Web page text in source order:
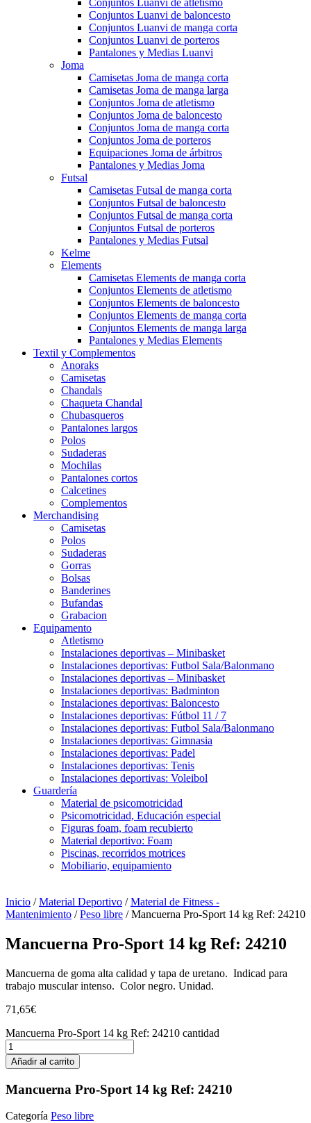
Conjuntos Luanvi de atletismo
Conjuntos Luanvi de baloncesto
Conjuntos Luanvi de manga corta
Conjuntos Luanvi de porteros
Pantalones y Medias Luanvi
Joma
Camisetas Joma de manga corta
Camisetas Joma de manga larga
Conjuntos Joma de atletismo
Conjuntos Joma de baloncesto
Conjuntos Joma de manga corta
Conjuntos Joma de porteros
Equipaciones Joma de árbitros
Pantalones y Medias Joma
Futsal
Camisetas Futsal de manga corta
Conjuntos Futsal de baloncesto
Conjuntos Futsal de manga corta
Conjuntos Futsal de porteros
Pantalones y Medias Futsal
Kelme
Elements
Camisetas Elements de manga corta
Conjuntos Elements de atletismo
Conjuntos Elements de baloncesto
Conjuntos Elements de manga corta
Conjuntos Elements de manga larga
Pantalones y Medias Elements
Textil y Complementos
Anoraks
Camisetas
Chandals
Chaqueta Chandal
Chubasqueros
Pantalones largos
Polos
Sudaderas
Mochilas
Pantalones cortos
Calcetines
Complementos
Merchandising
Camisetas
Polos
Sudaderas
Gorras
Bolsas
Banderines
Bufandas
Grabacion
Equipamento
Atletismo
Instalaciones deportivas – Minibasket
Instalaciones deportivas: Futbol Sala/Balonmano
Instalaciones deportivas – Minibasket
Instalaciones deportivas: Badminton
Instalaciones deportivas: Baloncesto
Instalaciones deportivas: Fútbol 11 / 7
Instalaciones deportivas: Futbol Sala/Balonmano
Instalaciones deportivas: Gimnasia
Instalaciones deportivas: Padel
Instalaciones deportivas: Tenis
Instalaciones deportivas: Voleibol
Guardería
Material de psicomotricidad
Psicomotricidad, Educación especial
Figuras foam, foam recubierto
Material deportivo: Foam
Piscinas, recorridos motrices
Mobiliario, equipamiento
Inicio /Material Deportivo /Material de Fitness -
Mantenimiento /Peso libre / Mancuerna Pro-Sport 14 kg Ref: 24210
Mancuerna Pro-Sport 14 kg Ref: 24210
Mancuerna de goma alta calidad y tapa de uretano. Indicad para
trabajo muscular intenso. Color negro. Unidad.
71,65€
Mancuerna Pro-Sport 14 kg Ref: 24210 cantidad
Añadir al carrito
Mancuerna Pro-Sport 14 kg Ref: 24210
Categoría Peso libre